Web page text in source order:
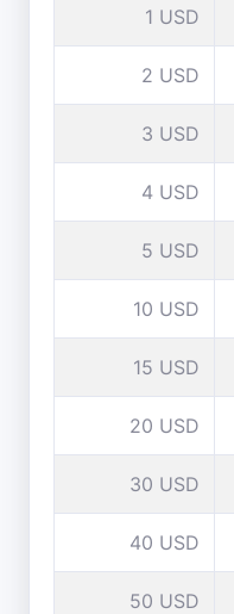
1 USD
2 USD
3 USD
4 USD
5 USD
10 USD
15 USD
20 USD
30 USD
40 USD
50 USD